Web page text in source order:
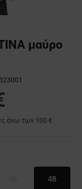
μαύρο
άνω των 100 €
48